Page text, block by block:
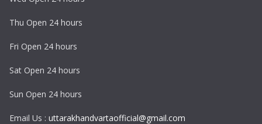
Thu Open 24 hours
Fri Open 24 hours
Sat Open 24 hours
Sun Open 24 hours
Email Us : uttarakhandvartaofficial@gmail.com